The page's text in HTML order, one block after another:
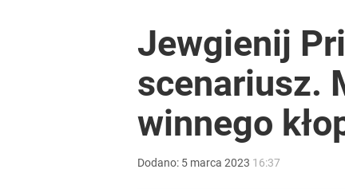
Jewgienij
scenariusz.
winnego
Dodano: 5 marca 2023 16:37